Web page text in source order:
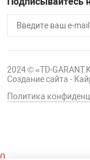
2024 © «TD-
Создание сайта -
Политика
0